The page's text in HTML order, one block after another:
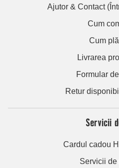
Ajutor & Contact
Cum
Cum
Livrarea
Formular
Retur
Servicii
Cardul cadou
Servicii de